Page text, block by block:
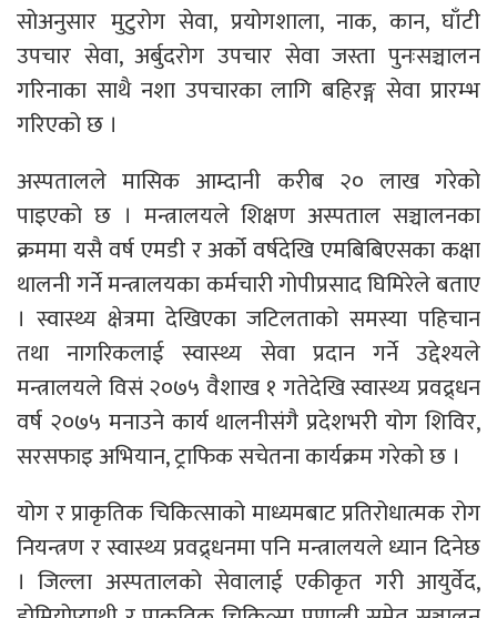
सोअनुसार मुटुरोग सेवा, प्रयोगशाला, नाक, कान, घाँटी
उपचार सेवा, अर्बुदरोग उपचार सेवा जस्ता पुनःसञ्चालन
गरिनाका साथै नशा उपचारका लागि बहिरङ्ग सेवा प्रारम्भ
गरिएको छ ।
अस्पतालले मासिक आम्दानी करीब २० लाख गरेको
पाइएको छ । मन्त्रालयले शिक्षण अस्पताल सञ्चालनका
क्रममा यसै वर्ष एमडी र अर्को वर्षदेखि एमबिबिएसका कक्षा
थालनी गर्ने मन्त्रालयका कर्मचारी गोपीप्रसाद घिमिरेले बताए
। स्वास्थ्य क्षेत्रमा देखिएका जटिलताको समस्या पहिचान
तथा नागरिकलाई स्वास्थ्य सेवा प्रदान गर्ने उद्देश्यले
मन्त्रालयले विसं २०७५ वैशाख १ गतेदेखि स्वास्थ्य प्रवद्र्धन
वर्ष २०७५ मनाउने कार्य थालनीसंगै प्रदेशभरी योग शिविर,
सरसफाइ अभियान, ट्राफिक सचेतना कार्यक्रम गरेको छ ।
योग र प्राकृतिक चिकित्साको माध्यमबाट प्रतिरोधात्मक रोग
नियन्त्रण र स्वास्थ्य प्रवद्र्धनमा पनि मन्त्रालयले ध्यान दिनेछ
। जिल्ला अस्पतालको सेवालाई एकीकृत गरी आयुर्वेद,